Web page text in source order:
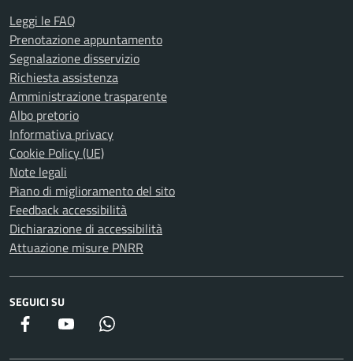
Leggi le FAQ
Prenotazione appuntamento
Segnalazione disservizio
Richiesta assistenza
Amministrazione trasparente
Albo pretorio
Informativa privacy
Cookie Policy (UE)
Note legali
Piano di miglioramento del sito
Feedback accessibilità
Dichiarazione di accessibilità
Attuazione misure PNRR
SEGUICI SU
Facebook YouTube